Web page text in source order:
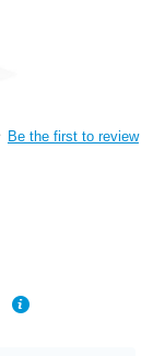
Be the first to review